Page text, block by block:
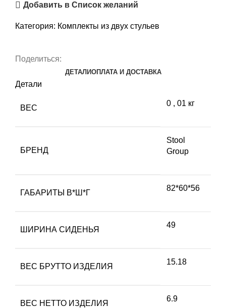
Добавить в Список желаний
Категория: Комплекты из двух стульев
Поделиться:
ДЕТАЛИОПЛАТА И ДОСТАВКА
Детали
ВЕС
0 , 01 кг
БРЕНД
Stool
Group
ГАБАРИТЫ В*Ш*Г
82*60*56
ШИРИНА СИДЕНЬЯ
49
ВЕС БРУТТО ИЗДЕЛИЯ
15.18
ВЕС НЕТТО ИЗДЕЛИЯ
6.9